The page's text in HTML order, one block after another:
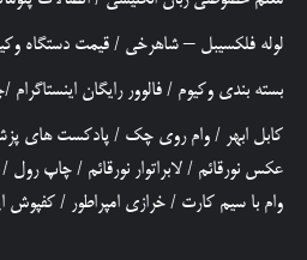
لوله فلکسیبل – شاهرخی / قیمت دستگاه
بسته بندی وکیوم / فالوور رایگان اینستاگرام /
کابل ابهر / وام روی چک / پادکست های
عکس نورقائم / لابراتوار نورقائم / چاپ رول /
وام با سیم کارت / خرازی امپراطور / کفپوش